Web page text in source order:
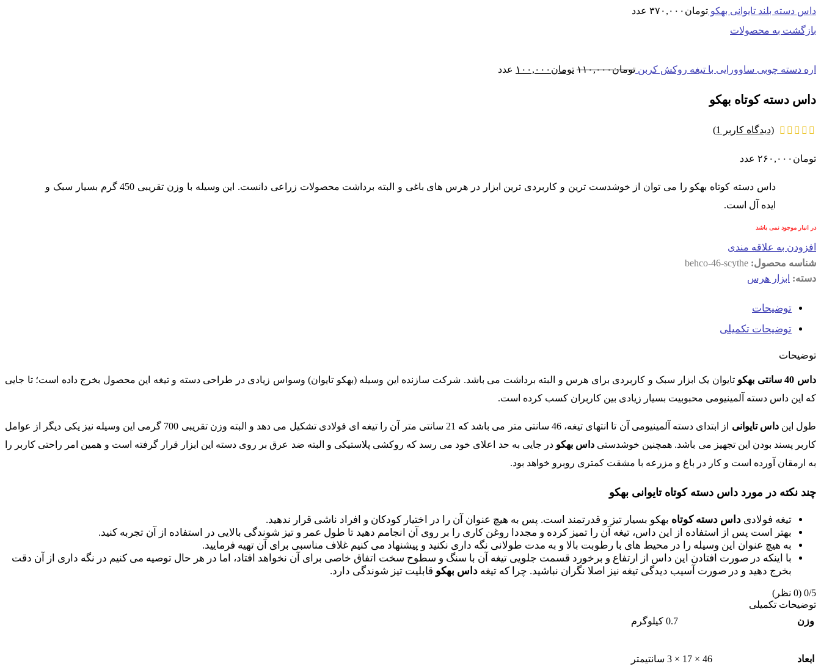
داس دسته بلند تایوانی بهکو تومان ۳۷۰,۰۰۰ عدد
بازگشت به محصولات
اره دسته چوبی ساوورایی با تیغه روکش کربن تومان۱۱۰,۰۰۰ قیمت
اصلی:
تومان ۱۰۰,۰۰۰ قیمت
فعلی:
عدد
داس دسته کوتاه بهکو
(دیدگاه کاربر 1
)
تومان ۲۶۰,۰۰۰ عدد
داس دسته کوتاه بهکو را می توان از خوشدست ترین و کاربردی ترین ابزار در هرس های باغی و البته برداشت محصولات زراعی دانست. این وسیله با وزن تقریبی 450 گرم بسیار سبک و
ایده آل است.
در انبار موجود نمی باشد
افزودن به علاقه مندی
شناسه محصول: behco-46-scythe
دسته: ابزار هرس
توضیحات
توضیحات تکمیلی
توضیحات
داس 40 سانتی بهکو
تایوان یک ابزار سبک و کاربردی برای هرس و البته برداشت می باشد. شرکت سازنده این وسیله (بهکو تایوان) وسواس زیادی در طراحی دسته و تیغه این محصول بخرج داده است؛ تا جایی
که این داس دسته آلمینیومی محبوبیت بسیار زیادی بین کاربران کسب کرده است.
طول اینداس تایوانی
از ابتدای دسته آلمینیومی آن تا انتهای تیغه، 46 سانتی متر می باشد که 21 سانتی متر آن را تیغه ای فولادی تشکیل می دهد و البته وزن تقریبی 700 گرمی این وسیله نیز یکی دیگر از عوامل
کاربر پسند بودن این تجهیز می باشد. همچنین خوشدستی داس بهکو در جایی به حد اعلای خود می رسد که روکشی پلاستیکی و البته ضد عرق بر روی دسته این ابزار قرار گرفته است و همین امر راحتی کاربر را
به ارمقان آورده است و کار در باغ و مزرعه با مشقت کمتری روبرو خواهد بود.
چند نکته در مورد داس دسته کوتاه تایوانی بهکو
تیغه فولادی داس دسته کوتاه بهکو بسیار تیز و قدرتمند است. پس به هیچ عنوان آن را در اختیار کودکان و افراد ناشی قرار ندهید.
بهتر است پس از استفاده از این داس، تیغه آن را تمیز کرده و مجددا روغن کاری را بر روی آن انجامم دهید تا طول عمر و تیز شوندگی بالایی در استفاده از آن تجربه کنید.
به هیچ عنوان این وسیله را در محیط های با رطوبت بالا و به مدت طولانی نگه داری نکنید و پیشنهاد می کنیم غلاف مناسبی برای آن تهیه فرمایید.
با اینکه در صورت افتادن این داس از ارتفاع و برخورد قسمت جلویی تیغه آن با سنگ و سطوح سخت اتفاق خاصی برای آن نخواهد افتاد، اما در هر حال توصیه می کنیم در نگه داری از آن دقت
بخرج دهید و در صورت آسیب دیدگی تیغه نیز اصلا نگران نباشید. چرا که تیغه داس بهکو قابلیت تیز شوندگی دارد.
0/5 (0 نظر)
توضیحات تکمیلی
وزن
0.7 کیلوگرم
ابعاد 46 × 17 × 3 سانتیمتر